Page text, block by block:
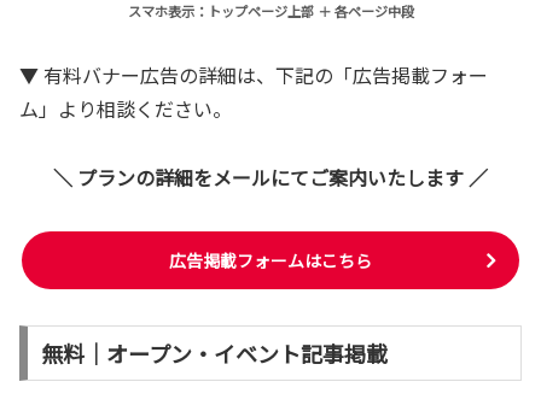
スマホ表示：トップページ上部 ＋ 各ページ中段
▼ 有料バナー広告の詳細は、下記の「広告掲載フォー
ム」より相談ください。
＼ プランの詳細をメールにてご案内いたします ／
広告掲載フォームはこちら
無料｜オープン・イベント記事掲載